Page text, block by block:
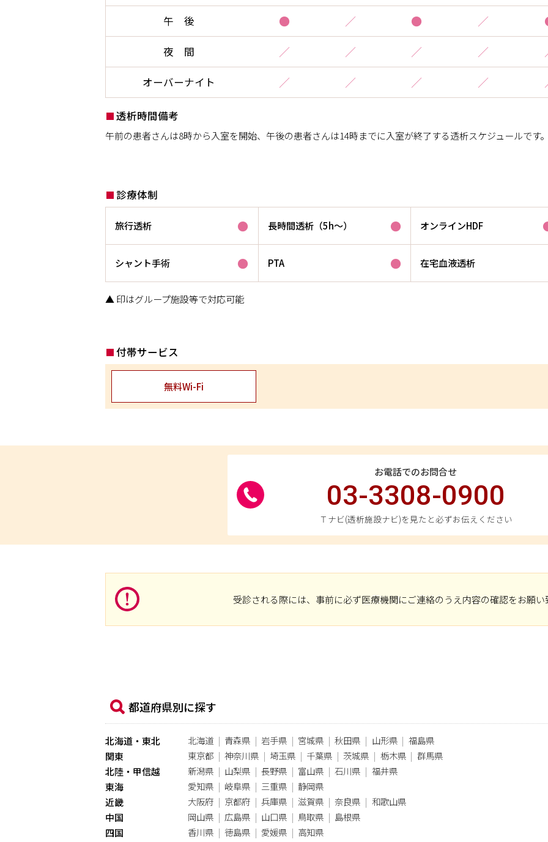
午 後 ● ／ ● ／
夜 間 ／ ／ ／ ／
オーバーナイト ／ ／ ／ ／
透析時間備考
午前の患者さんは8時から入室を開始、午後の患者さんは14時までに入室が終了する透析スケジュールです。
診療体制
旅行透析 ● 長時間透析（5h～） ● オンラインHDF
シャント手術 ● PTA ● 在宅血液透析
▲ 印はグループ施設等で対応可能
付帯サービス
無料Wi-Fi
お電話でのお問合せ
03-3308-0900
Ｔナビ(透析施設ナビ)を見たと必ずお伝えください
受診される際には、事前に必ず医療機関にご連絡のうえ内容の確認をお願い
都道府県別に探す
北海道・東北 北海道 青森県 岩手県 宮城県 秋田県 山形県
福島県
関東
東京都 神奈川県 埼玉県 千葉県 茨城県 栃木県
群馬県
北陸・甲信越
新潟県 山梨県 長野県 富山県 石川県
福井県
東海
愛知県 岐阜県 三重県
静岡県
近畿
大阪府 京都府 兵庫県 滋賀県 奈良県
和歌山県
中国
岡山県 広島県 山口県 鳥取県
島根県
四国
香川県 徳島県 愛媛県
高知県